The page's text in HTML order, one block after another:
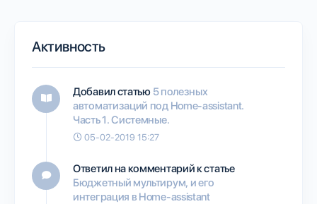
Активность
Добавил статью 5 полезных
автоматизаций под Home-assistant.
Часть 1. Системные.
05-02-2019 15:27
Ответил на комментарий к статье
Бюджетный мультирум, и его
интеграция в Home-assistant